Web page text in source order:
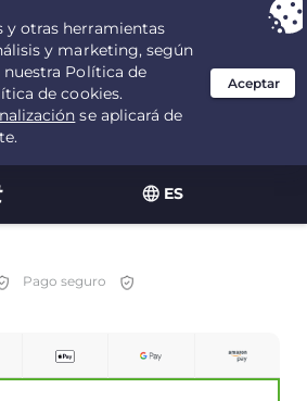
ES
oferta durante 1.25 años por $
Pago seguro